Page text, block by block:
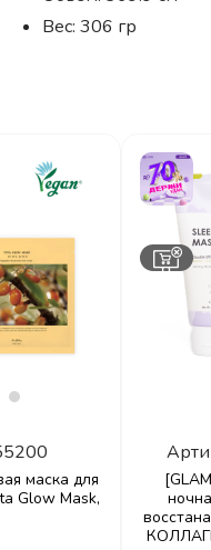
Вес: 306 гр
маска для
Glow Mask,